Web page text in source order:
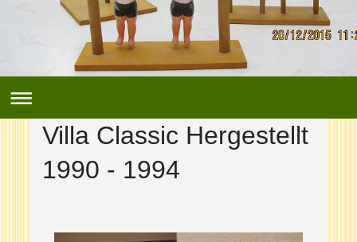
Villa Classic Hergestellt
1990 - 1994